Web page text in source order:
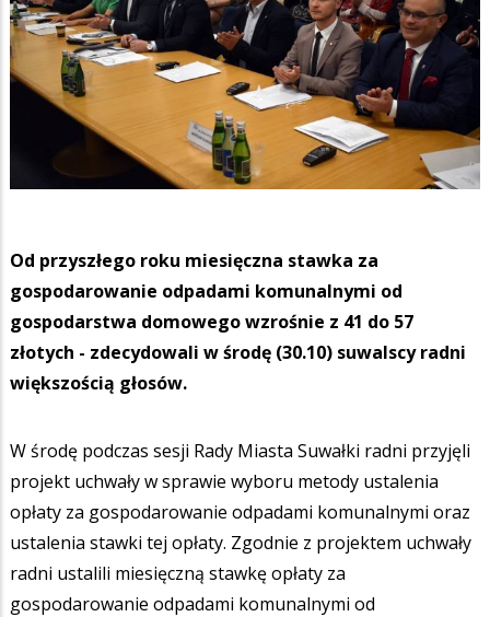
Od przyszłego roku miesięczna stawka za
gospodarowanie odpadami komunalnymi od
gospodarstwa domowego wzrośnie z 41 do 57
złotych - zdecydowali w środę (30.10) suwalscy radni
większością głosów.
W środę podczas sesji Rady Miasta Suwałki radni przyjęli
projekt uchwały w sprawie wyboru metody ustalenia
opłaty za gospodarowanie odpadami komunalnymi oraz
ustalenia stawki tej opłaty. Zgodnie z projektem uchwały
radni ustalili miesięczną stawkę opłaty za
gospodarowanie odpadami komunalnymi od